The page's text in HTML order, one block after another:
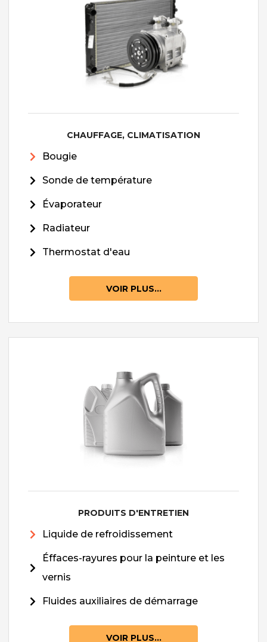
CHAUFFAGE, CLIMATISATION
Bougie
Sonde de température
Évaporateur
Radiateur
Thermostat d'eau
VOIR PLUS...
PRODUITS D'ENTRETIEN
Liquide de refroidissement
Éffaces-rayures pour la peinture et les
vernis
Fluides auxiliaires de démarrage
VOIR PLUS...